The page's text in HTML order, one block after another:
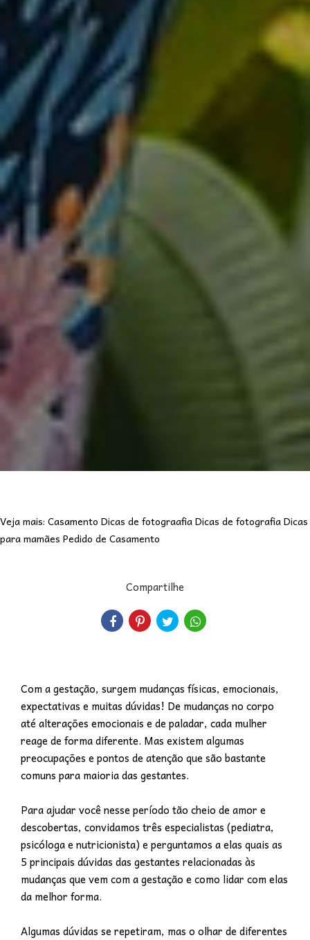
Veja mais: Casamento Dicas de fotograafiaDicas de fotografiaDicas
para mamães Pedido de Casamento
Compartilhe
Com a gestação, surgem mudanças físicas, emocionais,
expectativas e muitas dúvidas! De mudanças no corpo
até alterações emocionais e de paladar, cada mulher
reage de forma diferente. Mas existem algumas
preocupações e pontos de atenção que são bastante
comuns para maioria das gestantes.
Para ajudar você nesse período tão cheio de amor e
descobertas, convidamos três especialistas (pediatra,
psicóloga e nutricionista) e perguntamos a elas quais as
5 principais dúvidas das gestantes relacionadas às
mudanças que vem com a gestação e como lidar com elas
da melhor forma.
Algumas dúvidas se repetiram, mas o olhar de diferentes